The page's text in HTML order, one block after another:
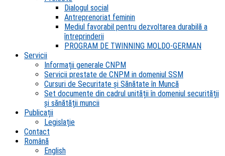
Dialogul social
Antreprenoriat feminin
Mediul favorabil pentru dezvoltarea durabilă a
întreprinderii
PROGRAM DE TWINNING MOLDO-GERMAN
Servicii
Informații generale CNPM
Servicii prestate de CNPM in domeniul SSM
Cursuri de Securitate și Sănătate în Muncă
Set documente din cadrul unității în domeniul securității
și sănătății muncii
Publicații
Legislație
Contact
Română
English